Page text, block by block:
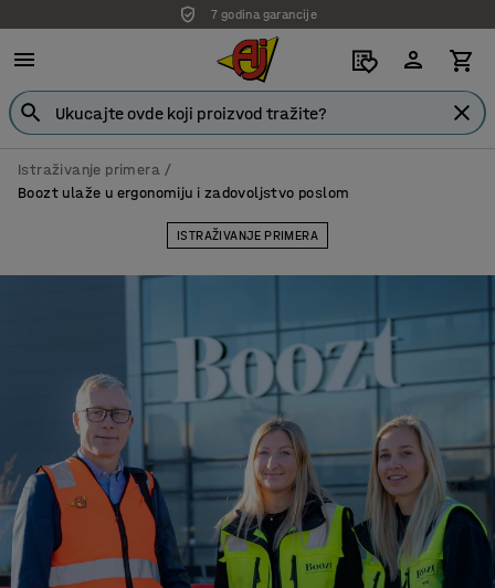
Isporuka po dogovoru
Istraživanje primera
Boozt ulaže u ergonomiju i zadovoljstvo poslom
ISTRAŽIVANJE PRIMERA